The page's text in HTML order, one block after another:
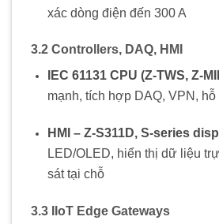
xác dòng điện đến 300 A
3.2 Controllers, DAQ, HMI
IEC 61131 CPU (Z‑TWS,
mạnh, tích hợp DAQ, VPN,
HMI – Z‑S311D, S‑series
LED/OLED, hiển thị dữ liệu
sát tại chỗ
3.3 IIoT Edge Gateways